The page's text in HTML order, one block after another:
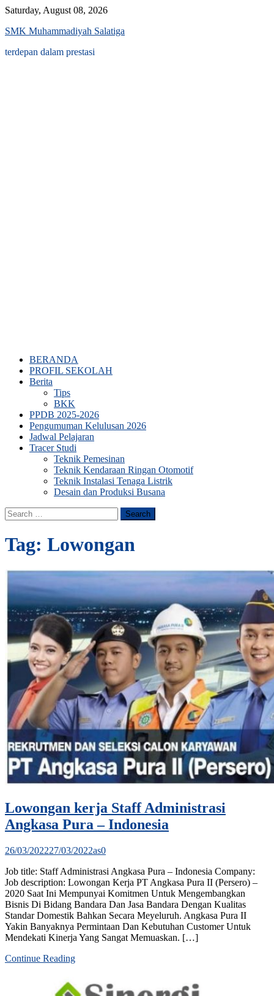
Skip
content
Saturday, August 08, 2026
SMK Muhammadiyah Salatiga
terdepan dalam prestasi
BERANDA
PROFIL SEKOLAH
Berita
Tips
BKK
PPDB 2025-2026
Pengumuman Kelulusan 2026
Jadwal Pelajaran
Tracer Studi
Teknik Pemesinan
Teknik Kendaraan Ringan Otomotif
Teknik Instalasi Tenaga Listrik
Desain dan Produksi Busana
Search
for:
Tag: Lowongan
Lowongan kerja Staff Administrasi
Angkasa Pura – Indonesia
26/03/202227/03/2022as0
Job title: Staff Administrasi Angkasa Pura – Indonesia Company:
Job description: Lowongan Kerja PT Angkasa Pura II (Persero) –
2020 Saat Ini Mempunyai Komitmen Untuk Mengembangkan
Bisnis Di Bidang Bandara Dan Jasa Bandara Dengan Kualitas
Standar Domestik Bahkan Secara Meyeluruh. Angkasa Pura II
Yakin Banyaknya Permintaan Dan Kebutuhan Customer Untuk
Mendekati Kinerja Yang Sangat Memuaskan. […]
Continue Reading